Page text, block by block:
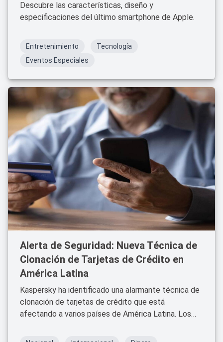
Descubre las características, diseño y
especificaciones del último smartphone de Apple.
Entretenimiento
Tecnología
Eventos Especiales
Alerta de Seguridad: Nueva Técnica de
Clonación de Tarjetas de Crédito en
América Latina
Kaspersky ha identificado una alarmante técnica de
clonación de tarjetas de crédito que está
afectando a varios países de América Latina. Los
texto fraudulentos (SMS) para engañar a los